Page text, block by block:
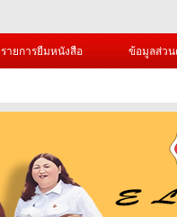
รายการยืมหนังสือ ข้อมูลส่ว